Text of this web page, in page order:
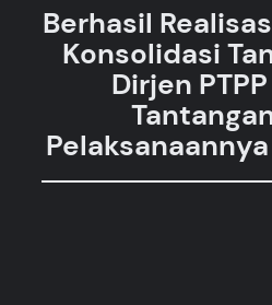
Berhasil
Konsolidasi
Dirjen